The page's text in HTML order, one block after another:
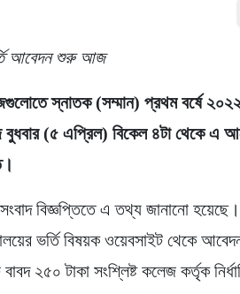
আবেদন শুরু আজ
স্নাতক (সম্মান) প্রথম বর্ষে ২০২২-
(৫ এপ্রিল) বিকেল ৪টা থেকে এ
বিজ্ঞপ্তিতে এ তথ্য জানানো
ভর্তি বিষয়ক ওয়েবসাইট থেকে
২৫০ টাকা সংশ্লিষ্ট কলেজ কর্তৃক